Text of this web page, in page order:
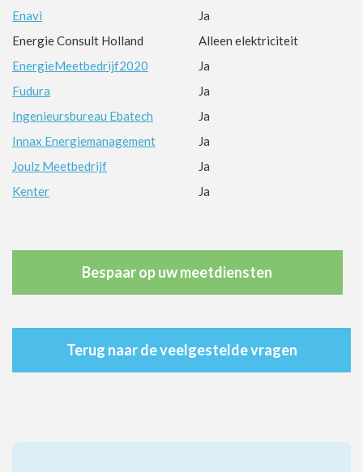
Enavi
Ja
Energie Consult Holland
Alleen elektriciteit
EnergieMeetbedrijf2020
Ja
Fudura
Ja
Ingenieursbureau Ebatech
Ja
Innax Energiemanagement
Ja
Joulz Meetbedrijf
Ja
Kenter
Ja
Bespaar op uw meetdiensten
Terug naar de veelgestelde vragen